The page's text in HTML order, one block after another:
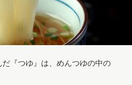
『つゆ』は、めんつゆの中の